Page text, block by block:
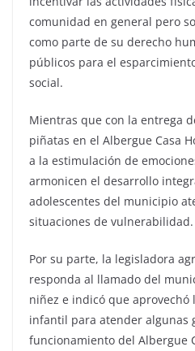
comunidad en general pero
como parte de su derecho
públicos para el
social.
Mientras que con la entrega
piñatas en el Albergue Casa
a la estimulación de
armonicen el desarrollo
adolescentes del municipio
situaciones de vulnerabilidad.
Por su parte, la legisladora
responda al llamado del
niñez e indicó que
infantil para atender algunas
funcionamiento del Albergue